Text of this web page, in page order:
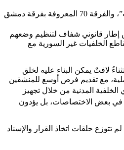
لا يقتصر التباين على الخلفية التنظيمية؛ إذ تكشف البيانات عن إدماج غير سوريين في مواقع سيادية حساسة، مثل الحرس الجمهوري الذي يقوده “العميد عبدالرحمن الخطيب”، والفرقة 70 المعروفة بفرقة دمشق
إطار قانوني شفاف لتنظيم وضعهم
الخلفيات غير السورية مع
لافتٌ يمكن البناء عليه لخلق
مع تقديم فرص أوسع للمنشقين
المدنية من خلال تجهيز
في بعض الاختصاصات، بل يؤدون
حلقات اتخاذ القرار والإسناد